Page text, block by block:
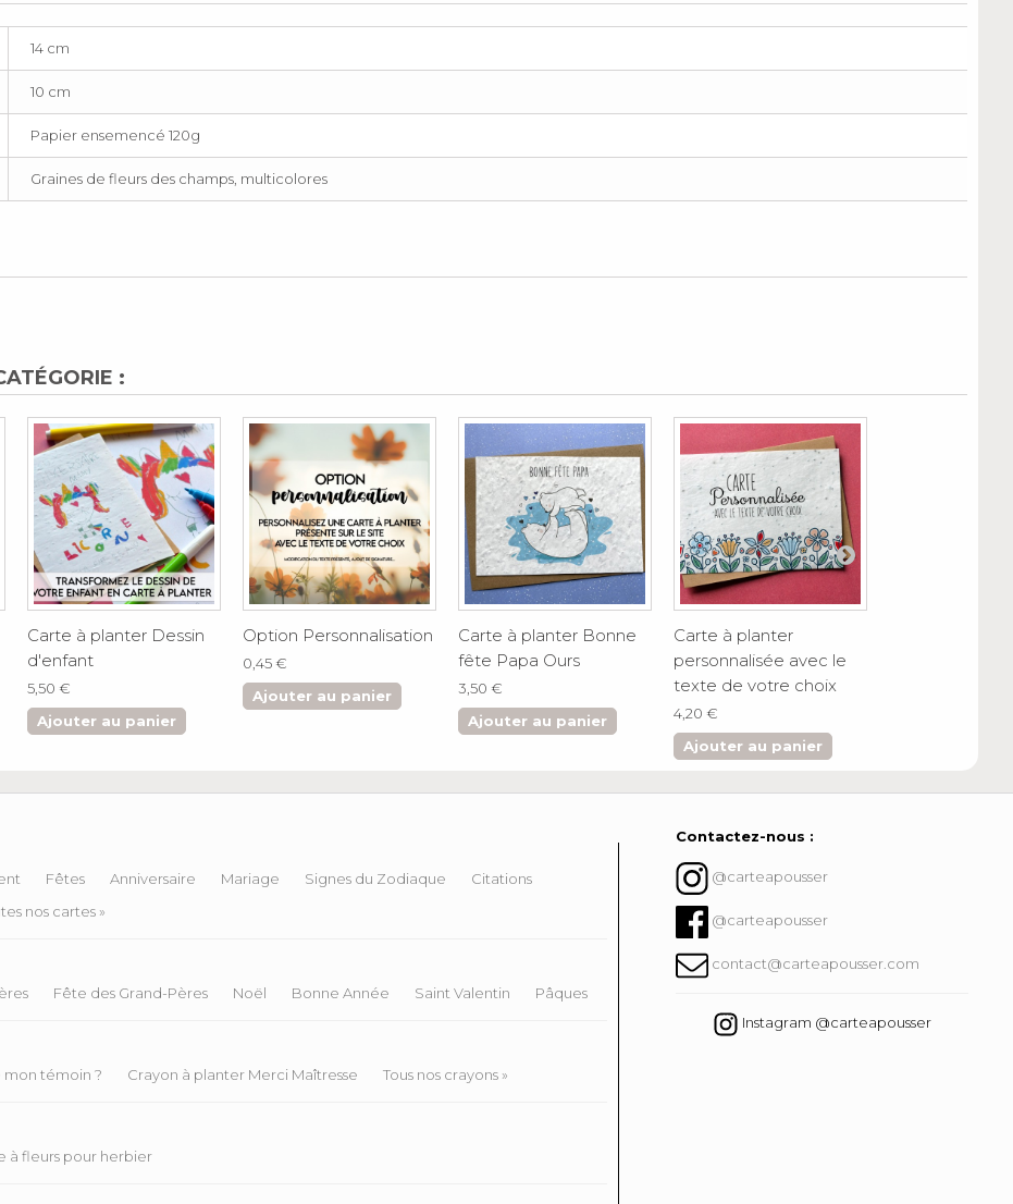
14 cm
10 cm
Papier ensemencé 120g
Graines de fleurs des champs, multicolores
:
Carte à planter Dessin
d'enfant
5,50 €
Ajouter au panier
Option Personnalisation
0,45 €
Ajouter au panier
Carte à planter Bonne
fête Papa Ours
3,50 €
Ajouter au panier
Carte à planter
personnalisée avec le
texte de votre choix
4,20 €
Ajouter au panier
Fêtes Anniversaire Mariage Signes du Zodiaque
Citations
nos cartes »
Fête des Grand-Pères Noël Bonne Année Saint Valentin Pâques
mon témoin ? Crayon à planter Merci Maîtresse Tous nos crayons »
à fleurs pour herbier
Contactez-nous :
@carteapousser
@carteapousser
contact@carteapousser.com
Instagram @carteapousser